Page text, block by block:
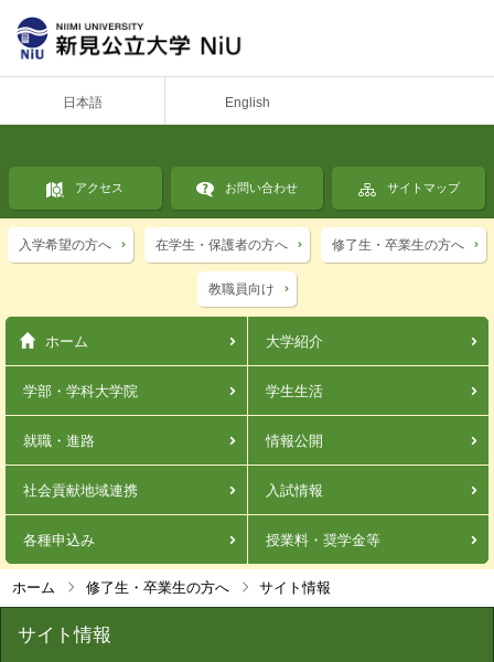
日本語 English
アクセス お問い合わせ サイトマップ
入学希望の方へ 在学生・保護者の方へ 修了生・卒業生の方へ
教職員向け
ホーム 大学紹介
学部・学科大学院 学生生活
就職・進路 情報公開
社会貢献地域連携 入試情報
各種申込み 授業料・奨学金等
ホーム 修了生・卒業生の方へ サイト情報
サイト情報